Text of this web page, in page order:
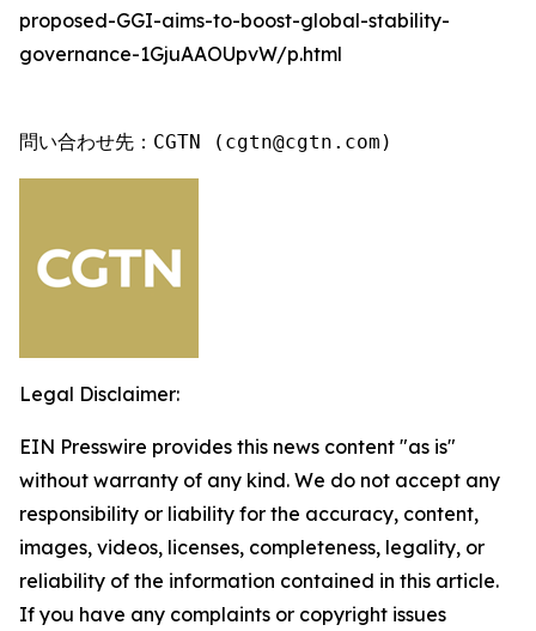
proposed-GGI-aims-to-boost-global-stability-
governance-1GjuAAOUpvW/p.html
問い合わせ先：CGTN (cgtn@cgtn.com)
Legal Disclaimer:
EIN Presswire provides this news content "as is"
without warranty of any kind. We do not accept any
responsibility or liability for the accuracy, content,
images, videos, licenses, completeness, legality, or
reliability of the information contained in this article.
If you have any complaints or copyright issues